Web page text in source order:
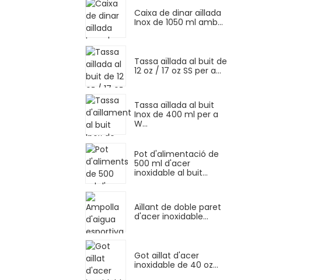
Caixa de dinar aïllada
Inox de 1050 ml amb...
Tassa aïllada al buit de
12 oz / 17 oz SS per a...
Tassa aïllada al buit
Inox de 400 ml per a
W...
Pot d'alimentació de
500 ml d'acer
inoxidable al buit...
Aïllant de doble paret
d'acer inoxidable...
Got aïllat d'acer
inoxidable de 40 oz...